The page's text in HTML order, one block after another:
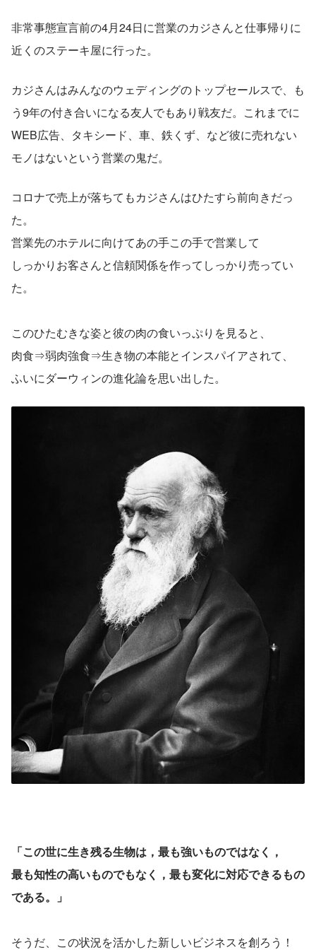
非常事態宣言前の4月24日に営業のカジさんと仕事帰りに
近くのステーキ屋に行った。
カジさんはみんなのウェディングのトップセールスで、も
う9年の付き合いになる友人でもあり戦友だ。これまでに
WEB広告、タキシード、車、鉄くず、など彼に売れない
モノはないという営業の鬼だ。
コロナで売上が落ちてもカジさんはひたすら前向きだっ
た。
営業先のホテルに向けてあの手この手で営業して
しっかりお客さんと信頼関係を作ってしっかり売ってい
た。
このひたむきな姿と彼の肉の食いっぷりを見ると、
肉食⇒弱肉強食⇒生き物の本能とインスパイアされて、
ふいにダーウィンの進化論を思い出した。
「この世に生き残る生物は，最も強いものではなく，
最も知性の高いものでもなく，最も変化に対応できるもの
である。」
そうだ、この状況を活かした新しいビジネスを創ろう！